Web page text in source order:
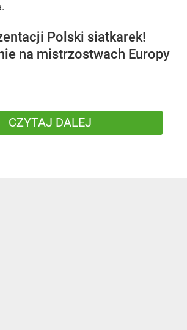
Polski siatkarek!
na mistrzostwach Europy
CZYTAJ DALEJ